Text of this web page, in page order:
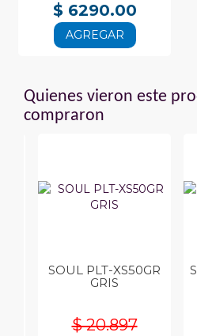
$ 6290.00
AGREGAR
Quienes vieron este
compraron
SOUL PLT-XS50GR
GRIS
$ 20.897